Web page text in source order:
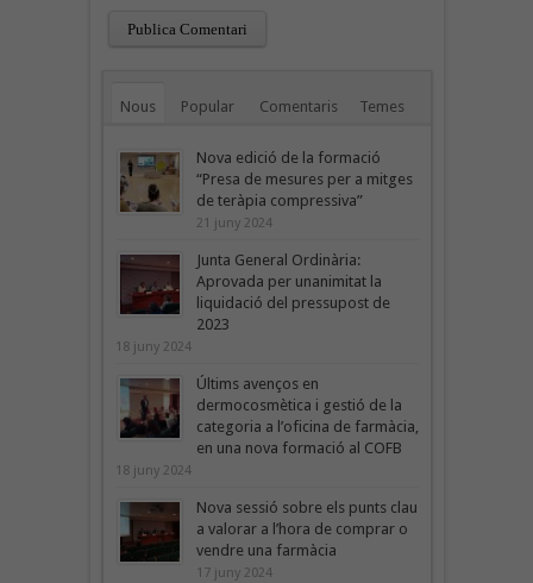
Nous Popular Comentaris Temes
Nova edició de la formació
“Presa de mesures per a mitges
de teràpia compressiva”
21 juny 2024
Junta General Ordinària:
Aprovada per unanimitat la
liquidació del pressupost de
2023
18 juny 2024
Últims avenços en
dermocosmètica i gestió de la
categoria a l’oficina de farmàcia,
en una nova formació al COFB
18 juny 2024
Nova sessió sobre els punts clau
a valorar a l’hora de comprar o
vendre una farmàcia
17 juny 2024